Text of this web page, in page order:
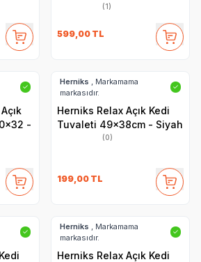
(1)
599,00 TL
✓
-
Herniks
, Markamama
markasıdır.
✓
Herniks Relax Açık Kedi
Tuvaleti 49x38cm - Siyah
(0)
199,00 TL
✓
Herniks
, Markamama
markasıdır.
✓
Herniks Relax Açık Kedi